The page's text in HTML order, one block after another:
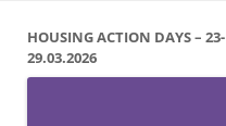
HOUSING ACTION DAYS – 23-
29.03.2026